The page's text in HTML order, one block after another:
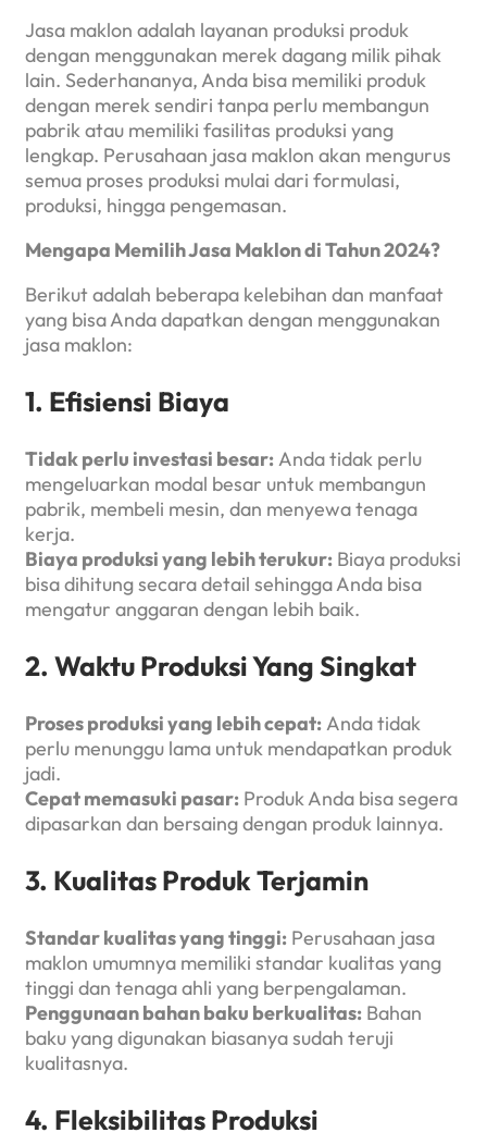
Jasa maklon adalah layanan produksi produk
dengan menggunakan merek dagang milik pihak
lain. Sederhananya, Anda bisa memiliki produk
dengan merek sendiri tanpa perlu membangun
pabrik atau memiliki fasilitas produksi yang
lengkap. Perusahaan jasa maklon akan mengurus
semua proses produksi mulai dari formulasi,
produksi, hingga pengemasan.
Mengapa Memilih Jasa Maklon di Tahun 2024?
Berikut adalah beberapa kelebihan dan manfaat
yang bisa Anda dapatkan dengan menggunakan
jasa maklon:
1. Efisiensi Biaya
Tidak perlu investasi besar:Anda tidak perlu
mengeluarkan modal besar untuk membangun
pabrik, membeli mesin, dan menyewa tenaga
kerja.
Biaya produksi yang lebih terukur: Biaya produksi
bisa dihitung secara detail sehingga Anda bisa
mengatur anggaran dengan lebih baik.
2. Waktu Produksi Yang Singkat
Proses produksi yang lebih cepat:Anda tidak
perlu menunggu lama untuk mendapatkan produk
jadi.
Cepat memasuki pasar: Produk Anda bisa segera
dipasarkan dan bersaing dengan produk lainnya.
3. Kualitas Produk Terjamin
Standar kualitas yang tinggi: Perusahaan jasa
maklon umumnya memiliki standar kualitas yang
tinggi dan tenaga ahli yang berpengalaman.
Penggunaan bahan baku berkualitas: Bahan
baku yang digunakan biasanya sudah teruji
kualitasnya.
4. Fleksibilitas Produksi